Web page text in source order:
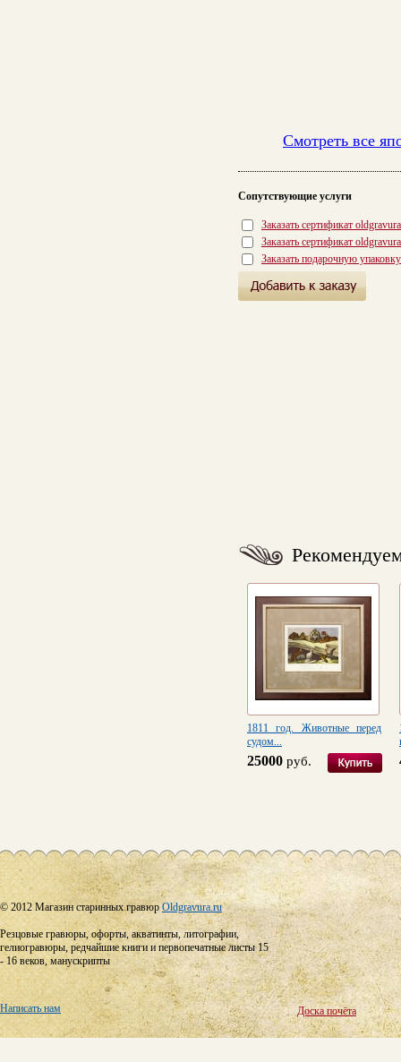
Смотреть все
Сопутствующие услуги
Заказать сертификат
Заказать сертификат
Заказать подарочную
1811 год. Животные перед
судом...
25000 руб.
© 2012 Магазин старинных гравюрOldgravura.ru
Резцовые гравюры, офорты, акватинты, литографии,
гелиогравюры, редчайшие книги и первопечатные листы 15
- 16 веков, манускрипты
Написать нам Доска почёта